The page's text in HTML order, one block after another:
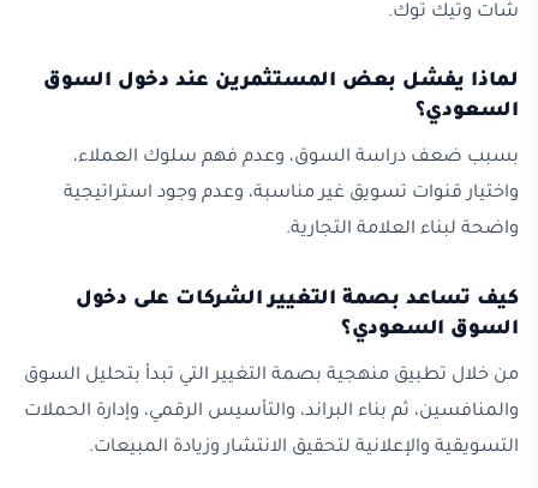
شات وتيك توك.
لماذا يفشل بعض المستثمرين عند دخول السوق
السعودي؟
بسبب ضعف دراسة السوق، وعدم فهم سلوك العملاء،
واختيار قنوات تسويق غير مناسبة، وعدم وجود استراتيجية
واضحة لبناء العلامة التجارية.
كيف تساعد بصمة التغيير الشركات على دخول
السوق السعودي؟
من خلال تطبيق منهجية بصمة التغيير التي تبدأ بتحليل السوق
والمنافسين، ثم بناء البراند، والتأسيس الرقمي، وإدارة الحملات
التسويقية والإعلانية لتحقيق الانتشار وزيادة المبيعات.